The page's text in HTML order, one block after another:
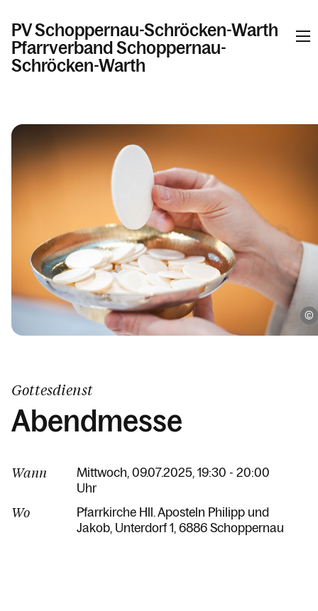
PV Schoppernau-Schröcken-Warth
Pfarrverband Schoppernau-
Schröcken-Warth
Kalender
Personen
Kontakt
Gottesdienst
Abendmesse
Wann
Mittwoch, 09.07.2025, 19:30 - 20:00
Uhr
Wo
Pfarrkirche Hll. Aposteln Philipp und
Jakob Unterdorf 1 6886 Schoppernau